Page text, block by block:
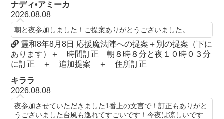
ナディ•アミーカ
2026.08.08
朝と夜参加しました！ご提案ありがとうございました。
靈和8年8月8日 応援魔法陣への提案＋別の提案（下に
あります）＋ 時間訂正 朝８時８分と夜１０時０３分
に訂正 ＋ 追加提案 ＋ 住所訂正
キララ
2026.08.08
夜参加させていただきました1番上の文言で！訂正もありがと
うございました台風も逸れてすごいです！今夜は涼しいです